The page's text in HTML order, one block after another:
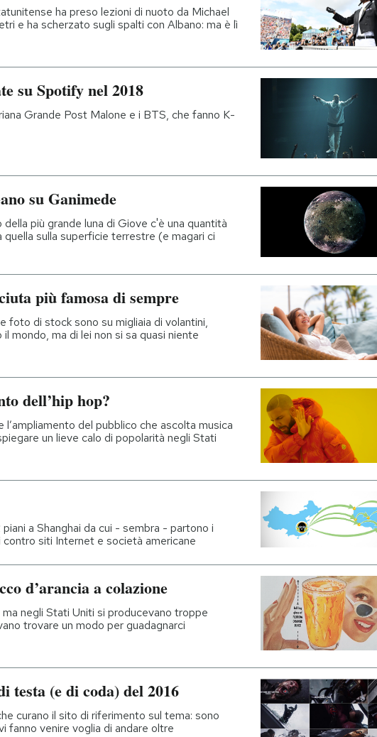
ha preso lezioni di nuoto da Michael
e ha scherzato sugli spalti con Albano: ma è lì
su Spotify nel 2018
Grande Post Malone e i BTS, che fanno K-
su Ganimede
più grande luna di Giove c'è una quantità
quella sulla superficie terrestre (e magari ci
più famosa di sempre
foto di stock sono su migliaia di volantini,
mondo, ma di lei non si sa quasi niente
dell’hip hop?
l’ampliamento del pubblico che ascolta musica
un lieve calo di popolarità negli Stati
a Shanghai da cui - sembra - partono i
siti Internet e società americane
d’arancia a colazione
negli Stati Uniti si producevano troppe
trovare un modo per guadagnarci
(e di coda) del 2016
curano il sito di riferimento sul tema: sono
fanno venire voglia di andare oltre